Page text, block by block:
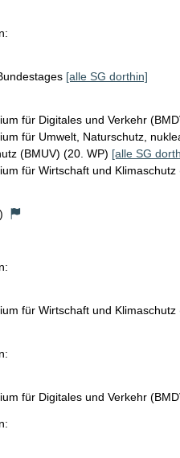
[alle SG dorthin]
für Digitales und Verkehr
für Umwelt, Naturschutz,
(BMUV) (20. WP) [alle SG
für Wirtschaft und Klimaschutz
)
für Wirtschaft und Klimaschutz
für Digitales und Verkehr